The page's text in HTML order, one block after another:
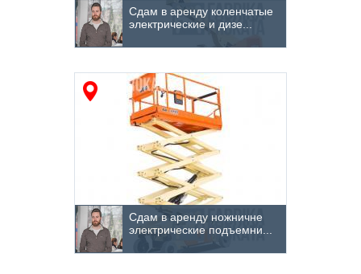
Компрессоры
Кровельная техника
Насосное оборудование
Обработка арматуры
Опалубочные системы
Опрессовка отопления
Освещение
Сдам в аренду коленчатые
электрические и дизе...
Сдам в аренду ножничне
электрические подъемни...